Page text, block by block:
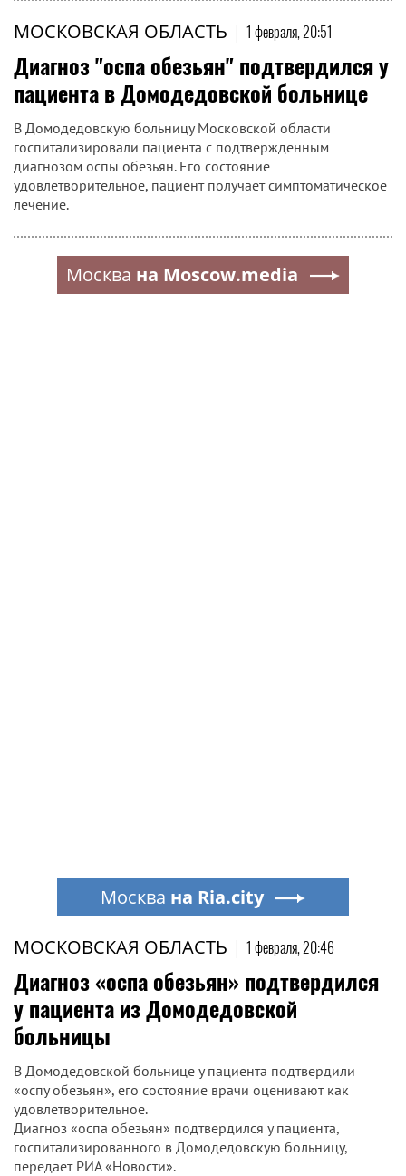
МОСКОВСКАЯ ОБЛАСТЬ | 1 февраля, 20:51
Диагноз "оспа обезьян" подтвердился у
пациента в Домодедовской больнице
В Домодедовскую больницу Московской области
госпитализировали пациента с подтвержденным
диагнозом оспы обезьян. Его состояние
удовлетворительное, пациент получает симптоматическое
лечение.
МОСКОВСКАЯ ОБЛАСТЬ | 1 февраля, 20:46
Диагноз «оспа обезьян» подтвердился
у пациента из Домодедовской
больницы
В Домодедовской больнице у пациента подтвердили
«оспу обезьян», его состояние врачи оценивают как
удовлетворительное.
Диагноз «оспа обезьян» подтвердился у пациента,
госпитализированного в Домодедовскую больницу,
передает РИА «Новости».
Москва на Moscow.media
Москва на Ria.city